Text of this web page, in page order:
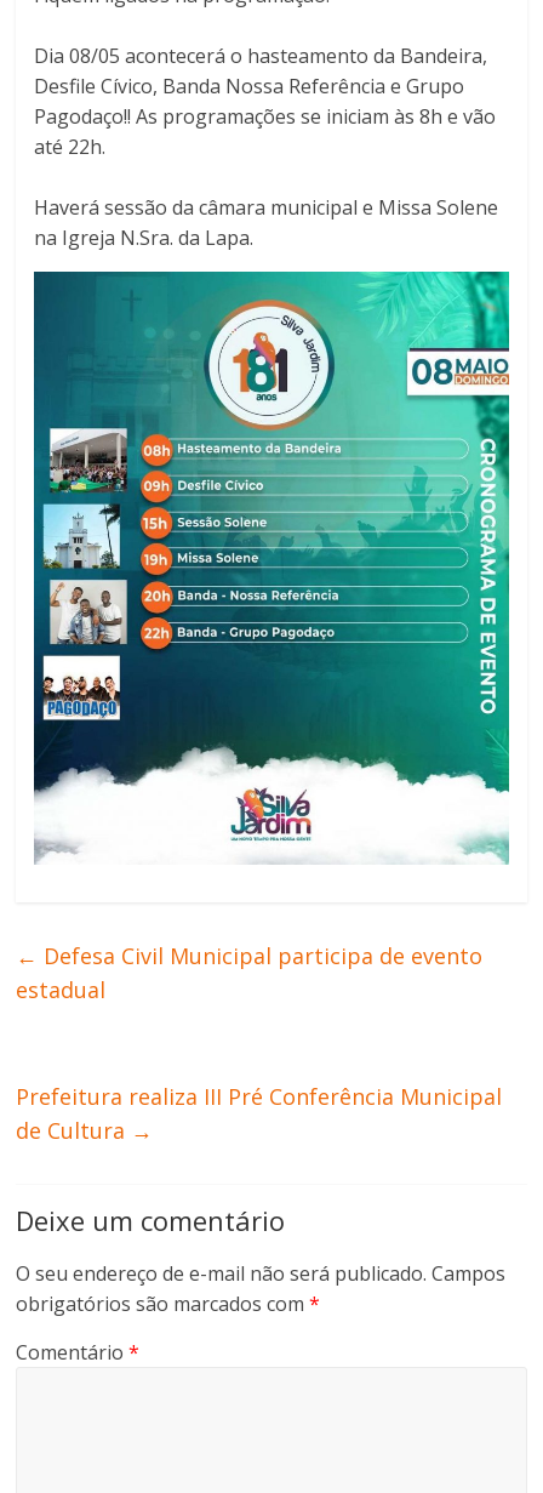
Dia 08/05 acontecerá o hasteamento da Bandeira,
Desfile Cívico, Banda Nossa Referência e Grupo
Pagodaço!! As programações se iniciam às 8h e vão
até 22h.
Haverá sessão da câmara municipal e Missa Solene
na Igreja N.Sra. da Lapa.
← Defesa Civil Municipal participa de evento
estadual
Prefeitura realiza III Pré Conferência Municipal
de Cultura →
Deixe um comentário
O seu endereço de e-mail não será publicado. Campos
obrigatórios são marcados com*
Comentário*